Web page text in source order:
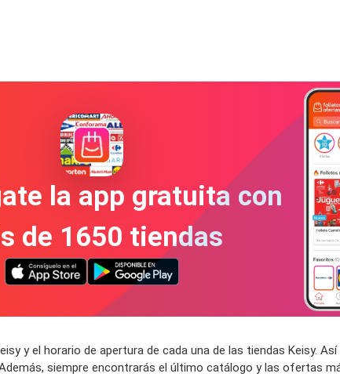
la app gratuita con
de 1650 tiendas
y el horario de apertura de cada una de las tiendas Keisy.
siempre encontrarás el último catálogo y las ofertas